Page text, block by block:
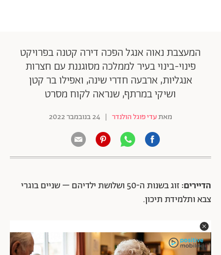
המעצבת נאוה אנגל הפכה דירה קטנה בפרויקט
פינוי-בינוי בעיר לממלכה מסוגננת עם חצרות
אנגליות, ארבעה חדרי שינה, ואפילו בר קטן
ושיקי במרתף, שנראה לקוח מסרט
מאתעדי פוגל הולנדר | 24 בנובמבר 2022
הדיירים:
זוג בשנות ה-50 ושלושת ילדיהם – שניים בוגרי
צבא ותלמידת תיכון.